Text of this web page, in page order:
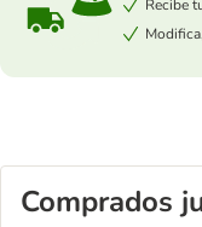
Recibe
Comprados